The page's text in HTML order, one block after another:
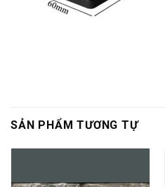
SẢN PHẨM TƯƠNG TỰ